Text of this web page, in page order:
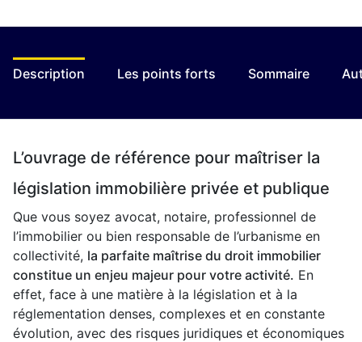
Description Les points forts Sommaire
L’ouvrage de référence pour maîtriser la
législation immobilière privée et publique
Que vous soyez avocat, notaire, professionnel de
l’immobilier ou bien responsable de l’urbanisme en
collectivité, la parfaite maîtrise du droit immobilier
constitue un enjeu majeur pour votre activité. En
effet, face à une matière à la législation et à la
réglementation denses, complexes et en constante
évolution, avec des risques juridiques et économiques